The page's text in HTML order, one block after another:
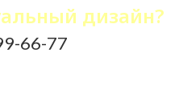
дизайн?
66-77